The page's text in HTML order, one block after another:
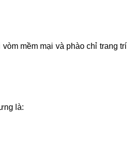
mềm mại và phào chỉ trang trí
là: